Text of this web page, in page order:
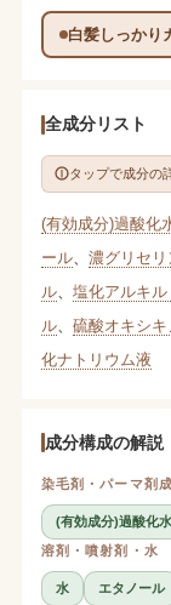
白髪しっかり
全成分リスト
タップで成分の
(有効成分)過酸化
ール、 濃グリセリ
ル、 塩化アルキ
ル、 硫酸オキシキ
化ナトリウム液
成分構成の解説
染毛剤・パーマ剤
(有効成分)過酸化
溶剤・噴射剤・水
水
エタノール